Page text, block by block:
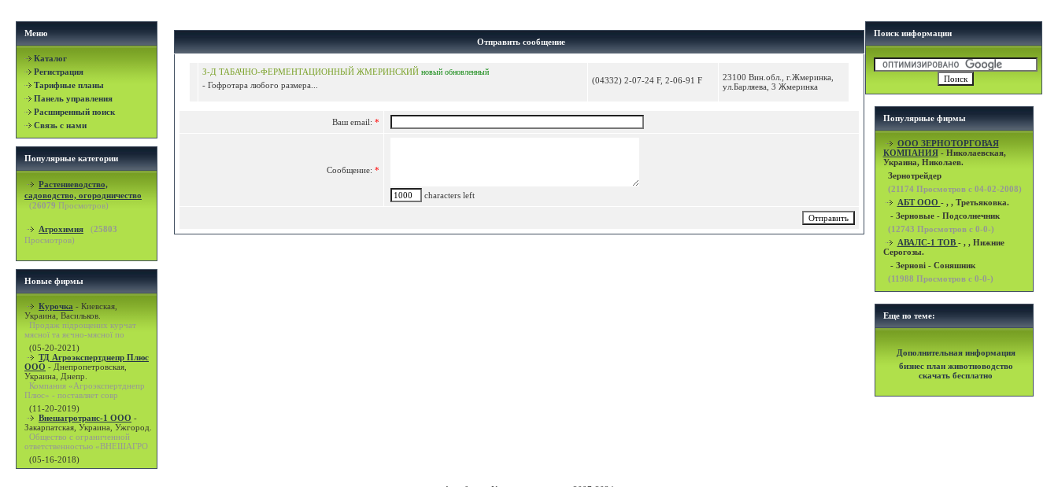
Меню
Каталог
Регистрация
Тарифные планы
Панель управления
Расширенный поиск
Связь с нами
Популярные категории
Растениеводство,
садоводство, огородничество
(26079 Просмотров)
Агрохимия (25803
Просмотров)
Новые фирмы
Курочка - Киевская,
Украина, Васильков.
Продаж підрощених курчат
мясної та яєчно-мясної по
(05-20-2021)
ТД Агроэкспертднепр Плюс
ООО - Днепропетровская,
Украина, Днепр.
Компания «Агроэкспертднепр
Плюс» - поставляет совр
(11-20-2019)
Внешагротранс-1 ООО -
Закарпатская, Украина, Ужгород.
Общество с ограниченной
ответственностью «ВНЕШАГРО
(05-16-2018)
Отправить сообщение
З-Д ТАБАЧНО-ФЕРМЕНТАЦИОННЫЙ ЖМЕРИНСКИЙ новый обновленный
- Гофротара любого размера... (04332) 2-07-24 F, 2-06-91 F
23100 Вин.обл., г.Жмеринка,
ул.Барляева, 3 Жмеринка
Ваш email: *
Сообщение: *
characters left
Поиск информации
Популярные фирмы
OOO ЗЕРНОТОРГОВАЯ
КОМПАНИЯ- Николаевская,
Украина, Николаев.
Зернотрейдер
(21174 Просмотров с 04-02-2008)
АБТ ООО - , , Третьяковка.
- Зерновые - Подсолнечник
(12743 Просмотров с 0-0-)
АВАЛС-1 ТОВ - , , Нижние
Серогозы.
- Зернові - Соняшник
(11988 Просмотров с 0-0-)
Еще по теме:
Дополнительная информация
бизнес план животноводство
скачать бесплатно